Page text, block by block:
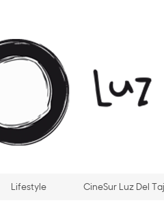
Lifestyle CineSur Luz Del